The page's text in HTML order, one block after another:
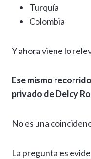
Turquía
Colombia
Y ahora viene lo
Ese mismo
privado de Delcy
No es una
La pregunta es